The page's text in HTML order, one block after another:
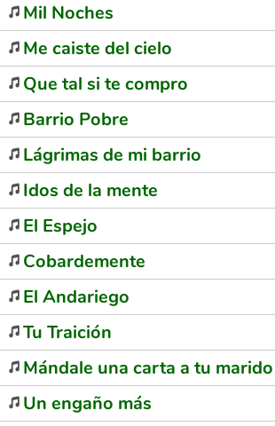
Mil Noches
Me caiste del cielo
Que tal si te compro
Barrio Pobre
Lágrimas de mi barrio
Idos de la mente
El Espejo
Cobardemente
El Andariego
Tu Traición
Mándale una carta a tu marido
Un engaño más